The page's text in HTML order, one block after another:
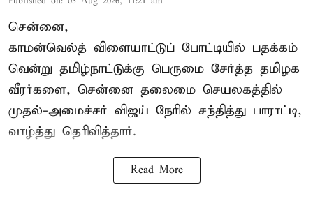
சென்னை,
காமன்வெல்த் விளையாட்டுப் போட்டியில் பதக்கம்
வென்று தமிழ்நாட்டுக்கு பெருமை சேர்த்த தமிழக
வீரர்களை, சென்னை தலைமை செயலகத்தில்
முதல்-அமைச்சர் விஜய் நேரில் சந்தித்து பாராட்டி,
வாழ்த்து தெரிவித்தார்.
Read More